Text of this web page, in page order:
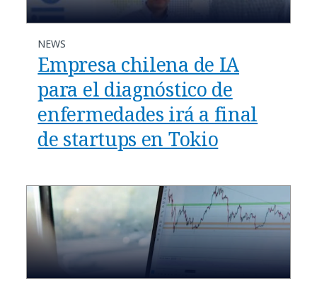
NEWS
Empresa chilena de IA
para el diagnóstico de
enfermedades irá a final
de startups en Tokio